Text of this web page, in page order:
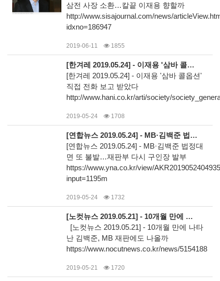
삼전 사장 소환…칼끝 이재용 향할까
http://www.sisajournal.com/news/
idxno=186947
2019-06-11 1855
[한겨레 2019.05.24] - 이재용 '삼바 콜옵션' 직접 전화 보고 받았다
[한겨레 2019.05.24] - 이재용 '삼바 콜옵션'
직접 전화 보고 받았다
http://www.hani.co.kr/arti/society/
2019-05-24 1708
[연합뉴스 2019.05.24] - MB·김백준 법정대면 또 불발…재판부 다시 구인장 발부
[연합뉴스 2019.05.24] - MB·김백준 법정대
면 또 불발…재판부 다시 구인장 발부
https://www.yna.co.kr/view/
input=1195m
2019-05-24 1732
[노컷뉴스 2019.05.21] - 10개월 만에 나타난 김백준, MB 재판에도 나올까
[노컷뉴스 2019.05.21] - 10개월 만에 나타
난 김백준, MB 재판에도 나올까
https://www.nocutnews.co.kr/news/5154188
2019-05-21 1720